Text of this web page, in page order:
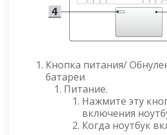
Кнопка питания/
батареи
Питание.
Нажмите эту
включения
Когда ноутбук